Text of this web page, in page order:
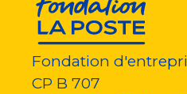
Fondation
CP B 707